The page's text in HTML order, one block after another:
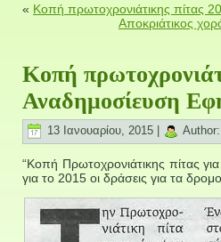
« Κοπή πρωτοχρονιάτικης πίτας
Αποκριάτικος
Κοπή
Αναδημοσίευση
13 Ιανουαρίου, 2015 | Author:
“Κοπή Πρωτοχρονιάτικης πίτας
για το 2015 οι δράσεις για τα